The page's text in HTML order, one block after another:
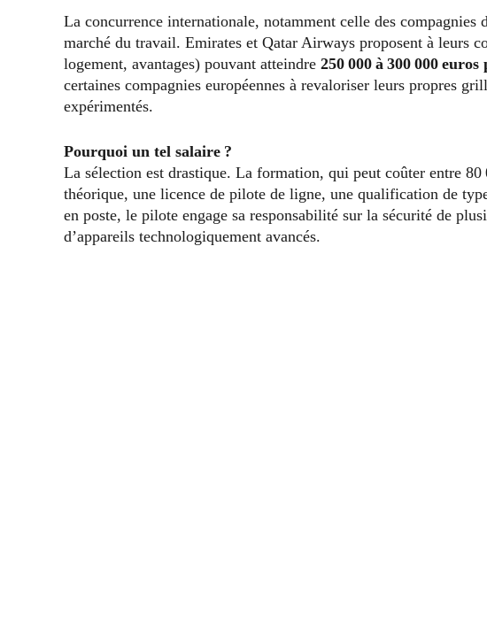
La concurrence internationale, notamment celle des compagnies
marché du travail. Emirates et Qatar Airways proposent à leurs
logement, avantages) pouvant atteindre 250 000 à 300 000 euros
certaines compagnies européennes à revaloriser leurs propres
expérimentés.
Pourquoi un tel salaire ?
La sélection est drastique. La formation, qui peut coûter entre 80
théorique, une licence de pilote de ligne, une qualification de
en poste, le pilote engage sa responsabilité sur la sécurité de
d’appareils technologiquement avancés.